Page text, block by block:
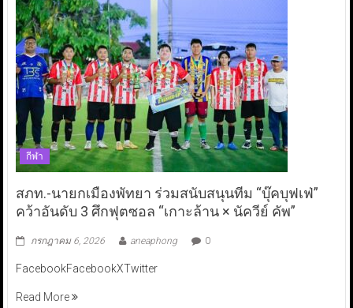
กีฬา
สภท.-นายกเมืองพัทยา ร่วมสนับสนุนทีม “บุ๊คบุฟเฟ่”
คว้าอันดับ 3 ศึกฟุตซอล “เกาะล้าน × นัควีย์ คัพ”
กรกฎาคม 6, 2026 aneaphong 0
FacebookFacebookXTwitter
Read More